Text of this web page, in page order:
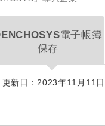
電子帳簿
保存
更新日：2023年11月11日